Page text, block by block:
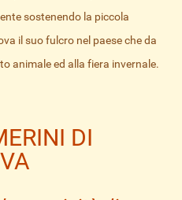
sostenendo la piccola
il suo fulcro nel paese che da
animale ed alla fiera invernale.
DI